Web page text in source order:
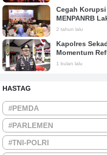
Cegah
MENPANRB
2 tahun lalu
Kapolres
Momentum
1 bulan lalu
HASTAG
#PEMDA
#PARLEMEN
#TNI-POLRI